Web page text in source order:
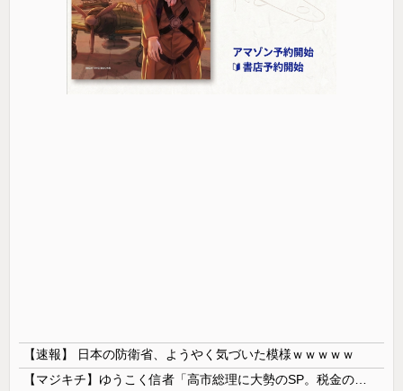
【速報】 日本の防衛省、ようやく気づいた模様ｗｗｗｗｗ